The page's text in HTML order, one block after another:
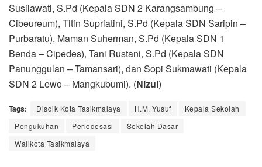
Susilawati, S.Pd (Kepala SDN 2 Karangsambung –
Cibeureum), Titin Supriatini, S.Pd (Kepala SDN Saripin –
Purbaratu), Maman Suherman, S.Pd (Kepala SDN 1
Benda – Cipedes), Tani Rustani, S.Pd (Kepala SDN
Panunggulan – Tamansari), dan Sopi Sukmawati (Kepala
SDN 2 Lewo – Mangkubumi). (Nizul)
Tags: Disdik Kota Tasikmalaya H.M. Yusuf
Kepala Sekolah
Pengukuhan
Periodesasi
Sekolah Dasar
Walikota Tasikmalaya